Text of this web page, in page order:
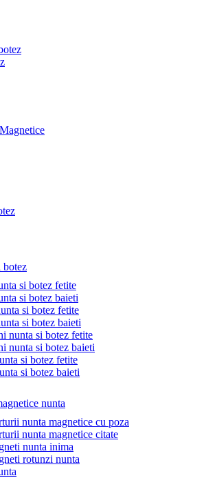
botez
si botez fetite
si botez baieti
si botez fetite
si botez baieti
nunta si botez fetite
nunta si botez baieti
si botez fetite
si botez baieti
nunta
nunta magnetice cu poza
nunta magnetice citate
nunta inima
rotunzi nunta